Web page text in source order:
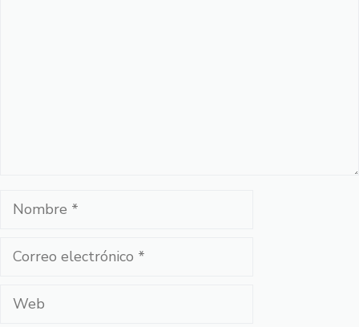
Nombre
Correo
Web